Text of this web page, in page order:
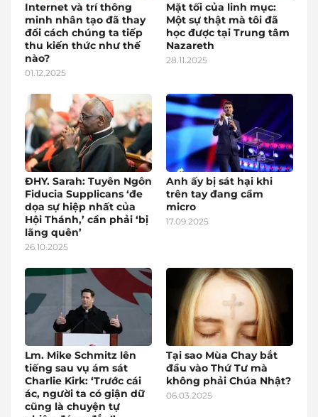
Internet và trí thông
minh nhân tạo đã thay
đổi cách chúng ta tiếp
thu kiến thức như thế
nào?
01.12.2025
Mặt tối của linh mục:
Một sự thật mà tôi đã
học được tại Trung tâm
Nazareth
28.11.2025
ĐHY. Sarah: Tuyên Ngôn
Fiducia Supplicans ‘đe
dọa sự hiệp nhất của
Hội Thánh,’ cần phải ‘bị
lãng quên’
26.10.2025
Anh ấy bị sát hại khi
trên tay đang cầm
micro
17.09.2025
Lm. Mike Schmitz lên
tiếng sau vụ ám sát
Charlie Kirk: ‘Trước cái
ác, người ta có giận dữ
cũng là chuyện tự
Tại sao Mùa Chay bắt
đầu vào Thứ Tư mà
không phải Chúa Nhật?
06.03.2025